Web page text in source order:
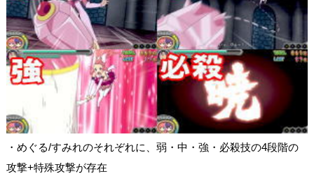
・めぐる/すみれのそれぞれに、弱・中・強・必殺技の4段階の
攻撃+特殊攻撃が存在